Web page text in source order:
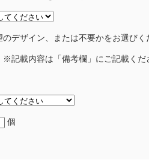
のデザイン、または不要かをお選びく
※記載内容は「備考欄」にご記載くだ
個